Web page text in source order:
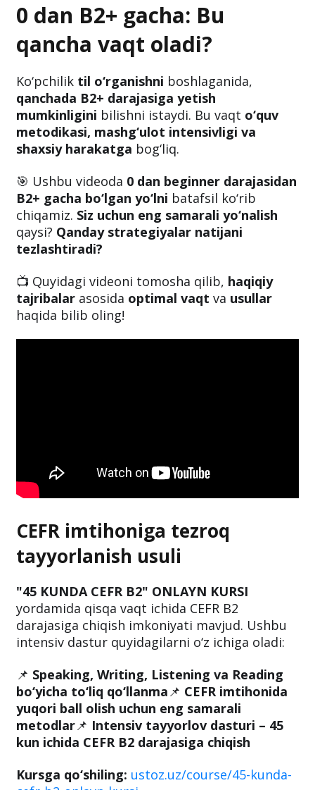
0 dan B2+ gacha: Bu
qancha vaqt oladi?
Ko‘pchilik til o‘rganishni boshlaganida,
qanchada B2+ darajasiga yetish
mumkinligini bilishni istaydi. Bu vaqt o‘quv
metodikasi, mashg‘ulot intensivligi va
shaxsiy harakatga bog‘liq.
🎯 Ushbu videoda 0 dan beginner darajasidan
B2+ gacha bo‘lgan yo‘lni batafsil ko‘rib
chiqamiz. Siz uchun eng samarali yo‘nalish
qaysi? Qanday strategiyalar natijani
tezlashtiradi?
📺 Quyidagi videoni tomosha qilib, haqiqiy
tajribalar asosida optimal vaqt va usullar
haqida bilib oling!
CEFR imtihoniga tezroq
tayyorlanish usuli
"45 KUNDA CEFR B2" ONLAYN KURSI
yordamida qisqa vaqt ichida CEFR B2
darajasiga chiqish imkoniyati mavjud. Ushbu
intensiv dastur quyidagilarni o‘z ichiga oladi:
📌 Speaking, Writing, Listening va Reading
bo‘yicha to‘liq qo‘llanma📌 CEFR imtihonida
yuqori ball olish uchun eng samarali
metodlar📌 Intensiv tayyorlov dasturi – 45
kun ichida CEFR B2 darajasiga chiqish
Kursga qo‘shiling: ustoz.uz/course/45-kunda-